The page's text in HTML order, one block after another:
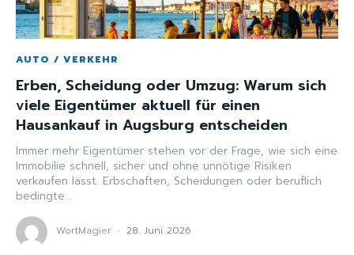
AUTO / VERKEHR
Erben, Scheidung oder Umzug: Warum sich
viele Eigentümer aktuell für einen
Hausankauf in Augsburg entscheiden
Immer mehr Eigentümer stehen vor der Frage, wie sich eine
Immobilie schnell, sicher und ohne unnötige Risiken
verkaufen lässt. Erbschaften, Scheidungen oder beruflich
bedingte...
WortMagier - 28. Juni 2026